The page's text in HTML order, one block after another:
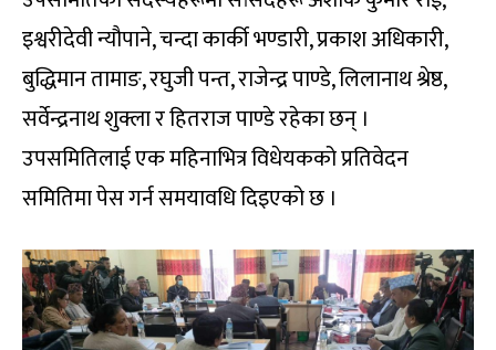
इश्वरीदेवी न्यौपाने, चन्दा कार्की भण्डारी, प्रकाश अधिकारी,
बुद्धिमान तामाङ, रघुजी पन्त, राजेन्द्र पाण्डे, लिलानाथ श्रेष्ठ,
सर्वेन्द्रनाथ शुक्ला र हितराज पाण्डे रहेका छन् ।
उपसमितिलाई एक महिनाभित्र विधेयकको प्रतिवेदन
समितिमा पेस गर्न समयावधि दिइएको छ ।